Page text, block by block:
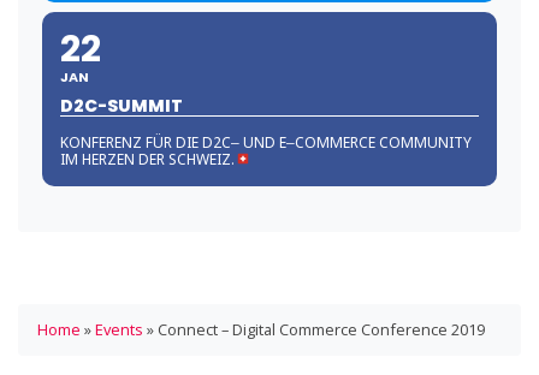
22
JAN
D2C-SUMMIT
KONFERENZ FÜR DIE D2C‒ UND E‒COMMERCE COMMUNITY
IM HERZEN DER SCHWEIZ.
Home »Events » Connect – Digital Commerce Conference 2019